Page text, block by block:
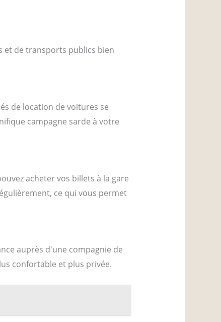
et de transports publics bien
de location de voitures se
campagne sarde à votre
acheter vos billets à la gare
ce qui vous permet
auprès d'une compagnie de
confortable et plus privée.